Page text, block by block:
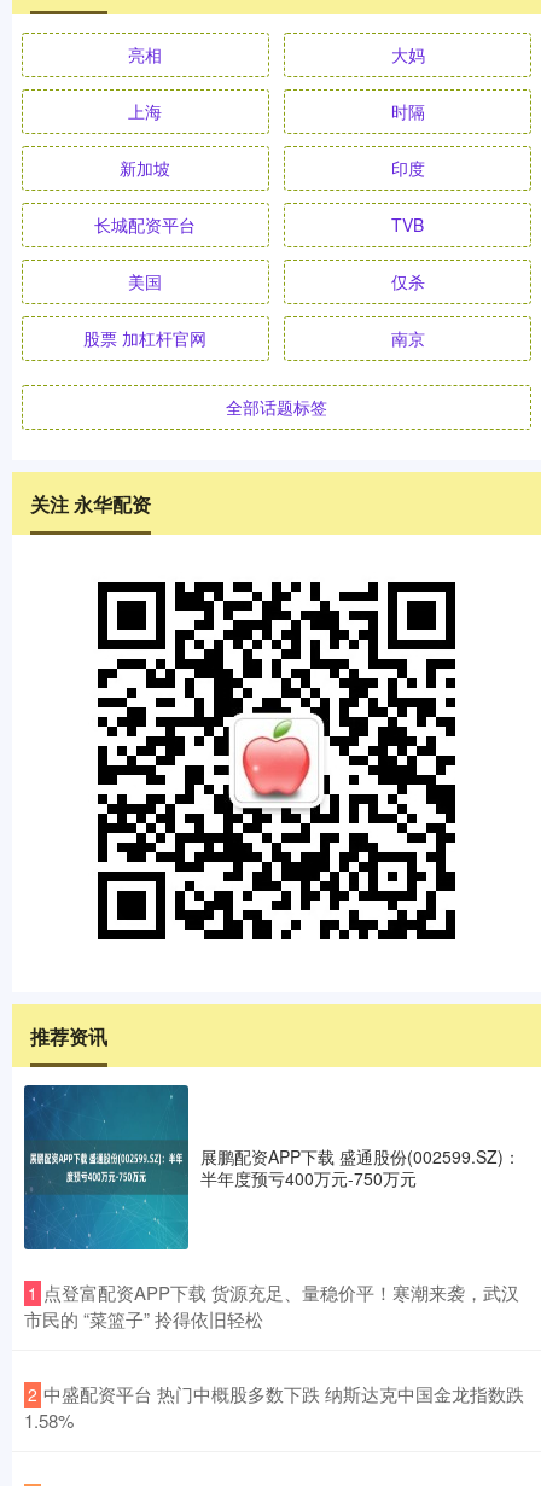
亮相 大妈
上海 时隔
新加坡 印度
长城配资平台 TVB
美国 仅杀
股票 加杠杆官网 南京
全部话题标签
关注 永华配资
推荐资讯
展鹏配资APP下载 盛通股份(002599.SZ)：
半年度预亏400万元-750万元
1 ​点登富配资APP下载 货源充足、量稳价平！寒潮来袭，武汉
市民的 “菜篮子” 拎得依旧轻松
2 ​中盛配资平台 热门中概股多数下跌 纳斯达克中国金龙指数跌
1.58%